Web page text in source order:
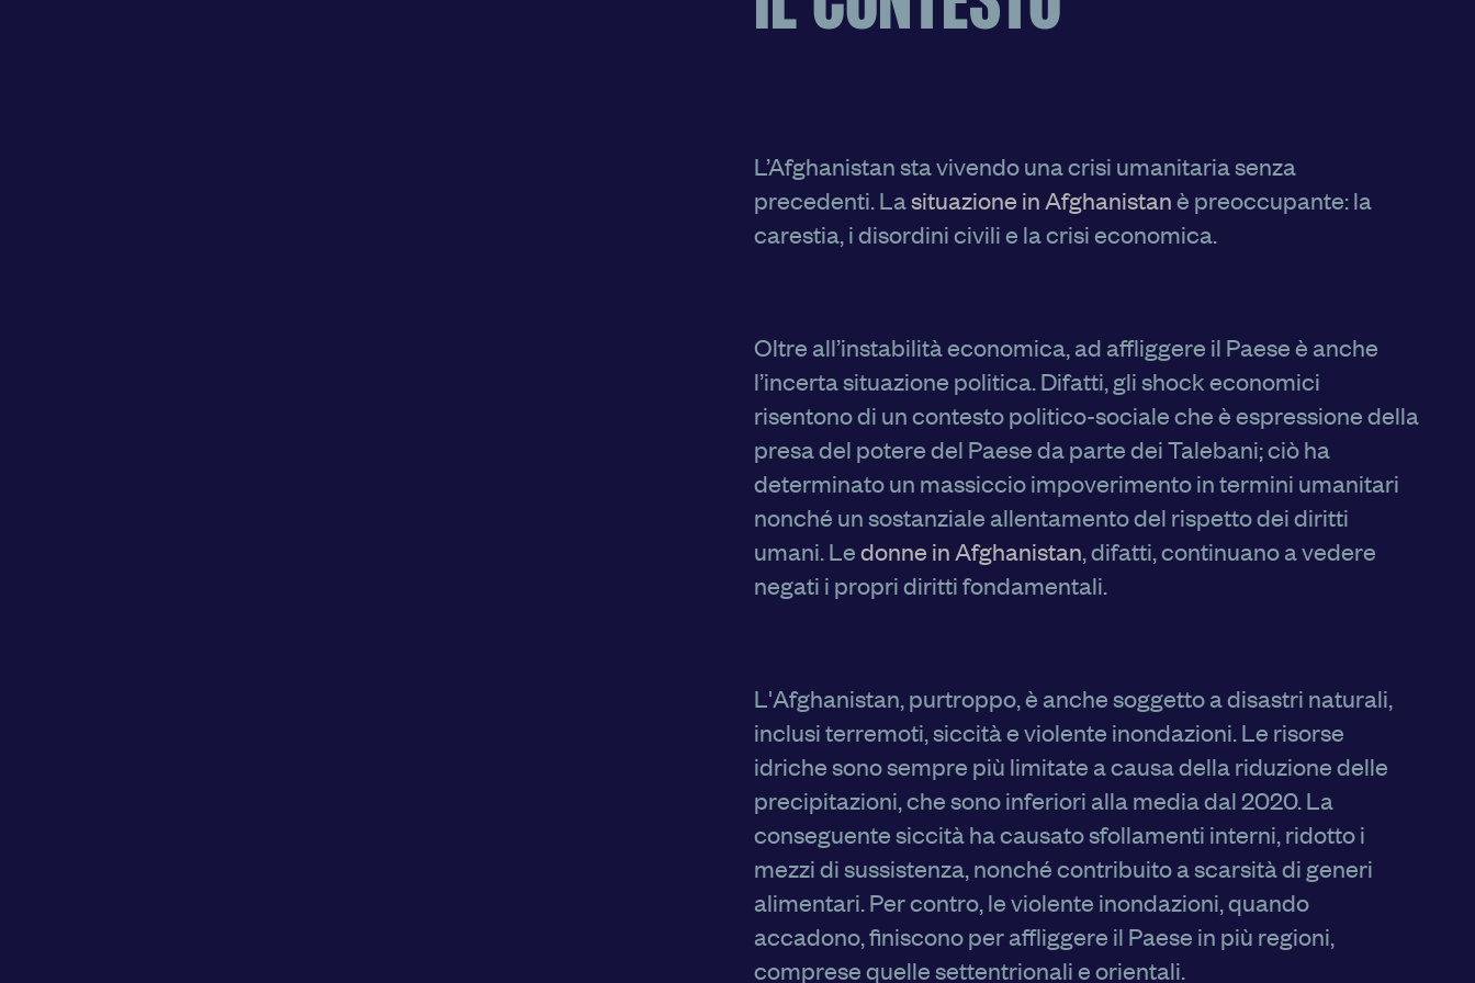
alcuni cookie può condizionare l’esperienza sulla Piattaforma e il suo funzionamento.
Premendo “Conferma le impostazioni”, la selezione relativa ai cookie effettuata verrà
L’Afghanistan sta vivendo una crisi umanitaria senza
precedenti. Lasituazione in Afghanistanè preoccupante: la
carestia, i disordini civili e la crisi economica.
Oltre all’instabilità economica, ad affliggere il Paese è anche
l’incerta situazione politica. Difatti, gli shock economici
risentono di un contesto politico-sociale che è espressione della
presa del potere del Paese da parte dei Talebani; ciò ha
determinato un massiccio impoverimento in termini umanitari
nonché un sostanziale allentamento del rispetto dei diritti
umani. Ledonne in Afghanistan, difatti, continuano a vedere
negati i propri diritti fondamentali.
L'Afghanistan, purtroppo, è anche soggetto a disastri naturali,
inclusi terremoti, siccità e violente inondazioni. Le risorse
idriche sono sempre più limitate a causa della riduzione delle
precipitazioni, che sono inferiori alla media dal 2020. La
conseguente siccità ha causato sfollamenti interni, ridotto i
mezzi di sussistenza, nonché contribuito a scarsità di generi
alimentari. Per contro, le violente inondazioni, quando
accadono, finiscono per affliggere il Paese in più regioni,
comprese quelle settentrionali e orientali.